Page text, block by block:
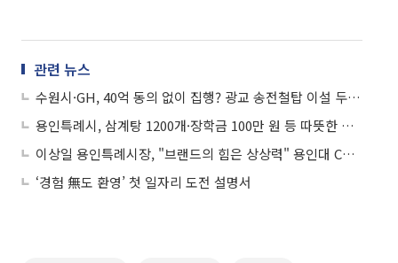
관련 뉴스
수원시·GH, 40억 동의 없이 집행? 광교 송전철탑 이설 두고 용인특례시 강경 대응
용인특례시, 삼계탕 1200개·장학금 100만 원 등 따뜻한 나눔 릴레이
이상일 용인특례시장, "브랜드의 힘은 상상력" 용인대 CEO 과정서 예술·역사 강연
‘경험 無도 환영’ 첫 일자리 도전 설명서